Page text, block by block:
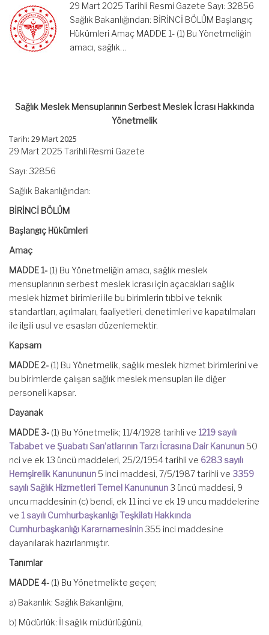
29 Mart 2025 Tarihli Resmi Gazete Sayı: 32856
Sağlık Bakanlığından: BİRİNCİ BÖLÜM Başlangıç
Hükümleri Amaç MADDE 1- (1) Bu Yönetmeliğin
amacı, sağlık…
Sağlık Meslek Mensuplarının Serbest Meslek İcrası Hakkında
Yönetmelik
Tarih: 29 Mart 2025
29 Mart 2025 Tarihli Resmi Gazete
Sayı: 32856
Sağlık Bakanlığından:
BİRİNCİ BÖLÜM
Başlangıç Hükümleri
Amaç
MADDE 1- (1) Bu Yönetmeliğin amacı, sağlık meslek
mensuplarının serbest meslek icrası için açacakları sağlık
meslek hizmet birimleri ile bu birimlerin tıbbi ve teknik
standartları, açılmaları, faaliyetleri, denetimleri ve kapatılmaları
ile ilgili usul ve esasları düzenlemektir.
Kapsam
MADDE 2- (1) Bu Yönetmelik, sağlık meslek hizmet birimlerini ve
bu birimlerde çalışan sağlık meslek mensupları ile diğer
personeli kapsar.
Dayanak
MADDE 3- (1) Bu Yönetmelik; 11/4/1928 tarihli ve 1219 sayılı
Tababet ve Şuabatı San’atlarının Tarzı İcrasına Dair Kanunun50
nci ve ek 13 üncü maddeleri, 25/2/1954 tarihli ve 6283 sayılı
Hemşirelik Kanununun5 inci maddesi, 7/5/1987 tarihli ve 3359
sayılı Sağlık Hizmetleri Temel Kanununun 3 üncü maddesi, 9
uncu maddesinin (c) bendi, ek 11 inci ve ek 19 uncu maddelerine
ve 1 sayılı Cumhurbaşkanlığı Teşkilatı Hakkında
Cumhurbaşkanlığı Kararnamesinin 355 inci maddesine
dayanılarak hazırlanmıştır.
Tanımlar
MADDE 4- (1) Bu Yönetmelikte geçen;
a) Bakanlık: Sağlık Bakanlığını,
b) Müdürlük: İl sağlık müdürlüğünü,